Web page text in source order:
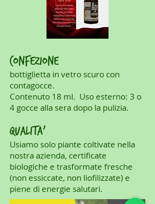
CONFEZIONE
bottiglietta in vetro scuro con
contagocce.
Contenuto 18 ml. Uso esterno: 3 o
4 gocce alla sera dopo la pulizia.
QUALITA’
Usiamo solo piante coltivate nella
nostra azienda, certificate
biologiche e trasformate fresche
(non essiccate, non liofilizzate) e
piene di energie salutari.